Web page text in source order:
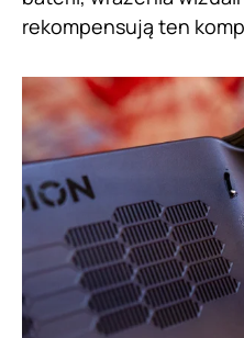
rekompensują ten